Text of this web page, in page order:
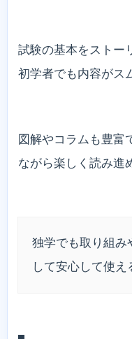
試験の基本をストー
初学者でも内容がス
図解やコラムも豊富
ながら楽しく読み進
独学でも取り組み
して安心して使え